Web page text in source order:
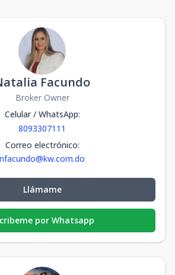
Facundo
Broker Owner
Celular / WhatsApp:
8093307111
Correo electrónico:
nfacundo@kw.com.do
Llámame
por Whatsapp